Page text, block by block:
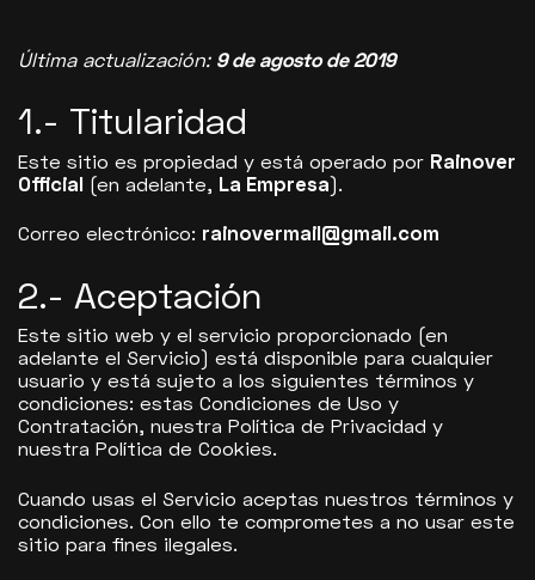
Última actualización: 9 de agosto de 2019
1.- Titularidad
Este sitio es propiedad y está operado por Rainover
Official (en adelante, La Empresa).
Correo electrónico: rainovermail@gmail.com
2.- Aceptación
Este sitio web y el servicio proporcionado (en
adelante el Servicio) está disponible para cualquier
usuario y está sujeto a los siguientes términos y
condiciones: estas Condiciones de Uso y
Contratación, nuestra Política de Privacidad y
nuestra Política de Cookies.
Cuando usas el Servicio aceptas nuestros términos y
condiciones. Con ello te comprometes a no usar este
sitio para fines ilegales.